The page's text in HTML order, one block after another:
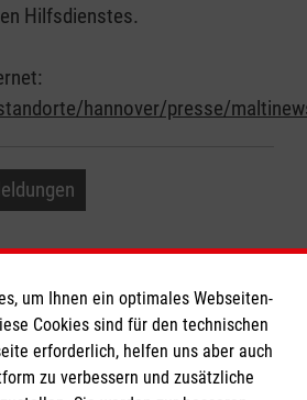
Hilfsdienstes.
hannover/presse/
um Ihnen ein optimales Webseiten-
Cookies sind für den technischen
erforderlich, helfen uns aber auch
zu verbessern und zusätzliche